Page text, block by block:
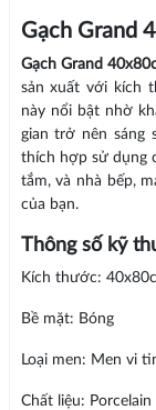
Gạch Grand
Gạch Grand
sản xuất với kích
này nổi bật nhờ
gian trở nên sáng
thích hợp sử dụng
tắm, và nhà bếp,
của bạn.
Thông số kỹ
Kích thước:
Bề mặt: Bóng
Loại men: Men vi
Chất liệu: Porcelain